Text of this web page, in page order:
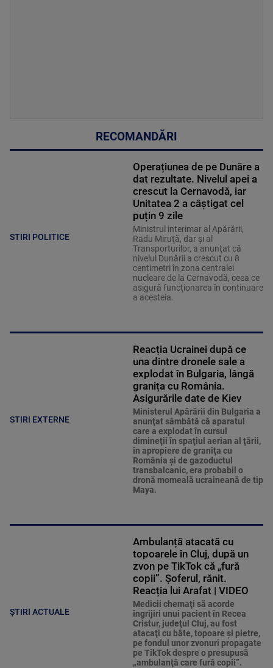
RECOMANDĂRI
STIRI POLITICE
Operațiunea de pe Dunăre a
dat rezultate. Nivelul apei a
crescut la Cernavodă, iar
Unitatea 2 a câștigat cel
puțin 9 zile
Ministrul interimar al Apărării,
Radu Miruţă, dar şi al
Transporturilor, a anunţat că
nivelul Dunării a crescut cu 8
centimetri în zona centralei
nucleare de la Cernavodă, ceea ce
asigură funcţionarea în continuare
a acesteia.
STIRI EXTERNE
Reacția Ucrainei după ce
una dintre dronele sale a
explodat în Bulgaria, lângă
granița cu România.
Asigurările date de Kiev
Ministerul Apărării din Bulgaria a
anunţat sâmbătă că aparatul
care a explodat în cursul
dimineţii în spaţiul aerian al ţării,
în apropiere de graniţa cu
România şi de gazoductul
transbalcanic, era probabil o
dronă momeală ucraineană de tip
Maya.
ȘTIRI ACTUALE
Ambulanță atacată cu
topoarele în Cluj, după un
zvon pe TikTok că „fură
copii”. Șoferul, rănit.
Reacția lui Arafat | VIDEO
Medicii chemaţi să acorde
îngrijiri unui pacient în Recea
Cristur, judeţul Cluj, au fost
atacaţi cu bâte, topoare şi pietre,
pe fondul unor zvonuri propagate
pe TikTok despre o presupusă
„ambulanţă care fură copii”.